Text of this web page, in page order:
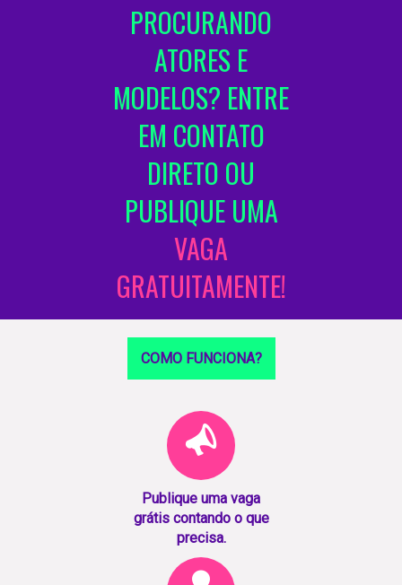
PROCURANDO
ATORES E
MODELOS? ENTRE
EM CONTATO
DIRETO OU
PUBLIQUE UMA
VAGA
GRATUITAMENTE!
COMO FUNCIONA?
Publique uma vaga
grátis contando o que
precisa.